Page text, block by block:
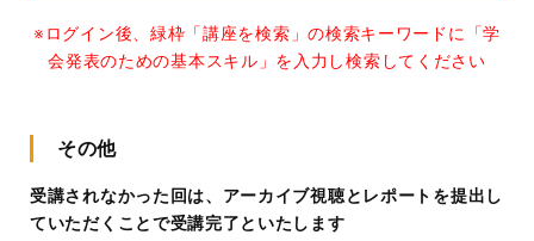
※ログイン後、緑枠「講座を検索」の検索キーワードに「学
会発表のための基本スキル」を入力し検索してください
その他
受講されなかった回は、アーカイブ視聴とレポートを提出し
ていただくことで受講完了といたします